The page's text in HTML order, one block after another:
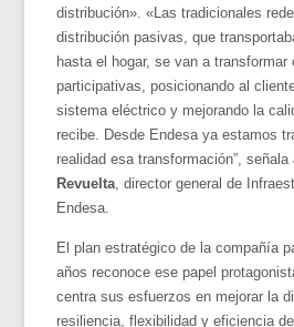
distribución». «Las tradicionales
distribución pasivas, que
hasta el hogar, se van a
participativas, posicionando al
sistema eléctrico y mejorando la
recibe. Desde Endesa ya estamos
realidad esa transformación”, señala
Revuelta , director general de
Endesa.
El plan estratégico de la compañía
años reconoce ese papel
centra sus esfuerzos en mejorar la
resiliencia, flexibilidad y eficiencia